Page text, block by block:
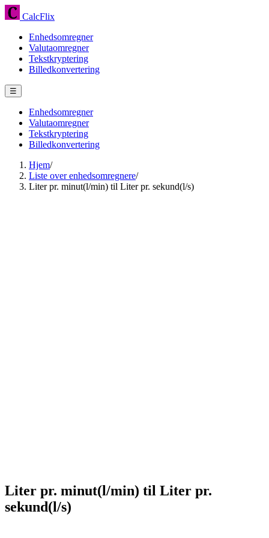
CalcFlix
Enhedsomregner
Valutaomregner
Tekstkryptering
Billedkonvertering
☰
Enhedsomregner
Valutaomregner
Tekstkryptering
Billedkonvertering
Hjem/
Liste over enhedsomregnere/
Liter pr. minut(l/min) til Liter pr. sekund(l/s)
Liter pr. minut(l/min) til Liter pr.
sekund(l/s)